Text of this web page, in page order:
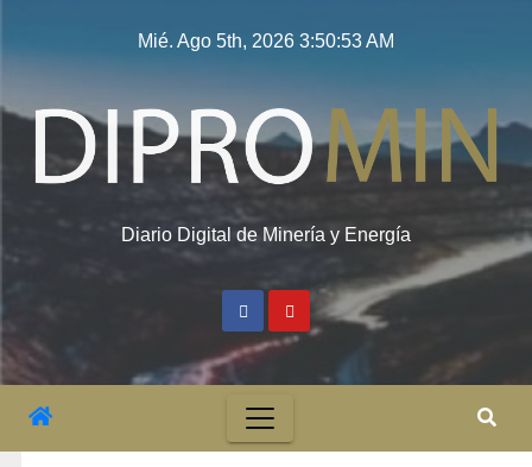
Mié. Ago 5th, 2026 3:50:54 AM
Diario Digital de Minería y Energía